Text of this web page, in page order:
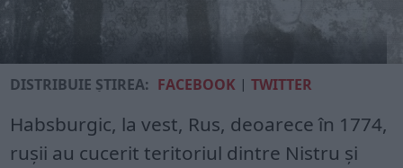
DISTRIBUIE ȘTIREA: FACEBOOK |TWITTER
Habsburgic, la vest, Rus, deoarece în 1774,
ruşii au cucerit teritoriul dintre Nistru şi